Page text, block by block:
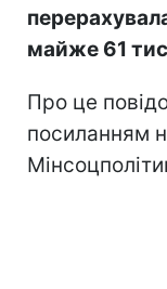
майже 61
Про це
посиланням